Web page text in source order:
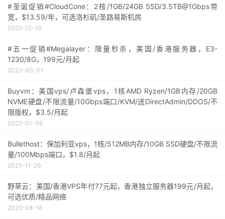
#圣诞促销#CloudCone：2核/1GB/24GB SSD/3.5TB@1Gbps带
宽，$13.59/年，可选洛杉矶/圣路易斯机房
2025-12-10
#五一促销#Megalayer：限量秒杀，美国/香港服务器，E3-
1230/8G，199元/月起
2023-05-01
Buyvm：美国vps/卢森堡vps，1核AMD Ryzen/1GB内存/20GB
NVME硬盘/不限流量/10Gbps端口/KVM/送DirectAdmin/DDOS/不
限版权，$3.5/月起
2022-01-08
Bullethost：保加利亚vps，1核/512MB内存/10GB SSD硬盘/不限流
量/100Mbps端口，$1.8/月起
2021-11-29
野草云：美国/香港VPS年付77元起，香港独立服务器199元/月起，
可选优质/精品网络
2025-08-18